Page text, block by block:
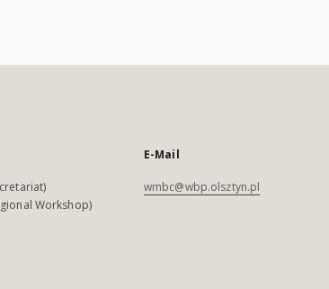
Workshop)
E-Mail
wmbc@wbp.olsztyn.pl